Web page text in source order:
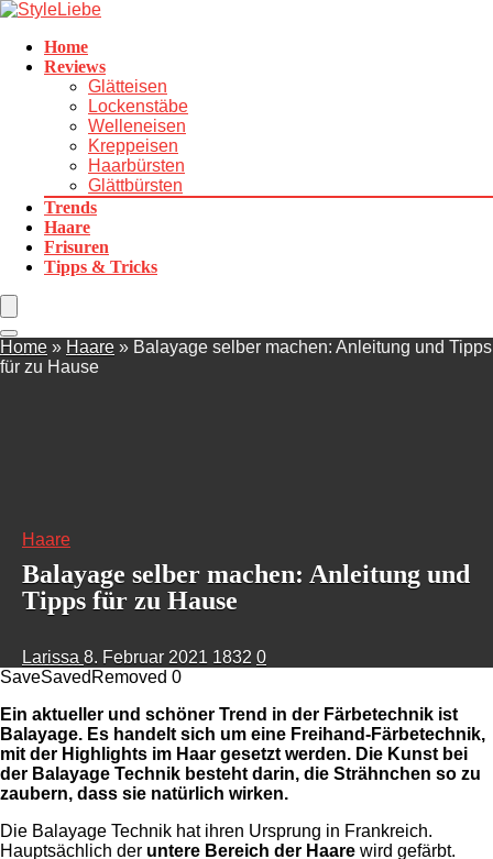
Home
Reviews
Glätteisen
Lockenstäbe
Welleneisen
Kreppeisen
Haarbürsten
Glättbürsten
Trends
Haare
Frisuren
Tipps & Tricks
Home » Haare » Balayage selber machen: Anleitung und Tipps
für zu Hause
Haare
Balayage selber machen: Anleitung und
Tipps für zu Hause
Larissa 8. Februar 2021 1832 0
SaveSaved Removed 0
Ein aktueller und schöner Trend in der Färbetechnik ist
Balayage. Es handelt sich um eine Freihand-Färbetechnik,
mit der Highlights im Haar gesetzt werden. Die Kunst bei
der Balayage Technik besteht darin, die Strähnchen so zu
zaubern, dass sie natürlich wirken.
Die Balayage Technik hat ihren Ursprung in Frankreich.
Hauptsächlich der untere Bereich der Haare wird gefärbt.